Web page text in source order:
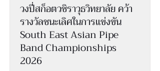
วงปี่สก็อตวชิราวุธวิทยาลัย คว้า
รางวัลชนะเลิศในการแข่งขัน
South East Asian Pipe
Band Championships
2026